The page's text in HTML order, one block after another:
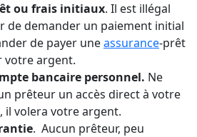
ou frais initiaux. Il est illégal
de demander un paiement initial
de payer uneassurance-prêt
votre argent.
bancaire personnel. Ne
prêteur un accès direct à votre
il volera votre argent.
. Aucun prêteur, peu